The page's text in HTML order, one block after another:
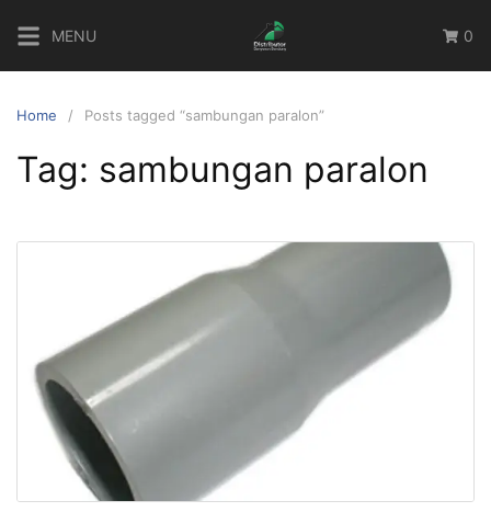
content
MENU 0
Home Posts tagged “sambungan paralon”
Tag: sambungan paralon